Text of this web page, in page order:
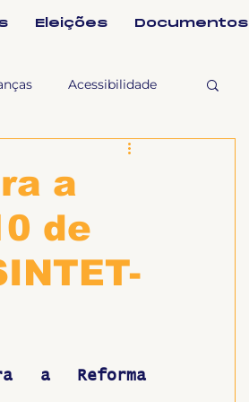
Eleições Documentos
Acessibilidade
Ligeirinho
Divulgações
a
de
a Reforma